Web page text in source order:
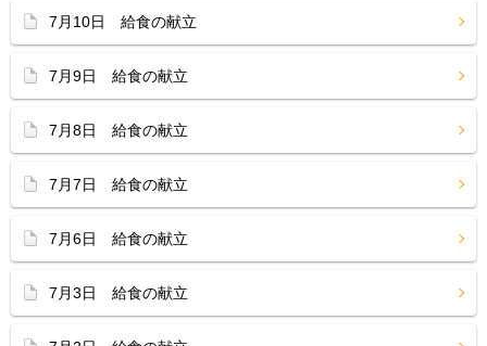
7月10日 給食の献立
7月9日 給食の献立
7月8日 給食の献立
7月7日 給食の献立
7月6日 給食の献立
7月3日 給食の献立